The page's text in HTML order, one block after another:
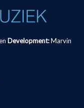
Development: Marvin